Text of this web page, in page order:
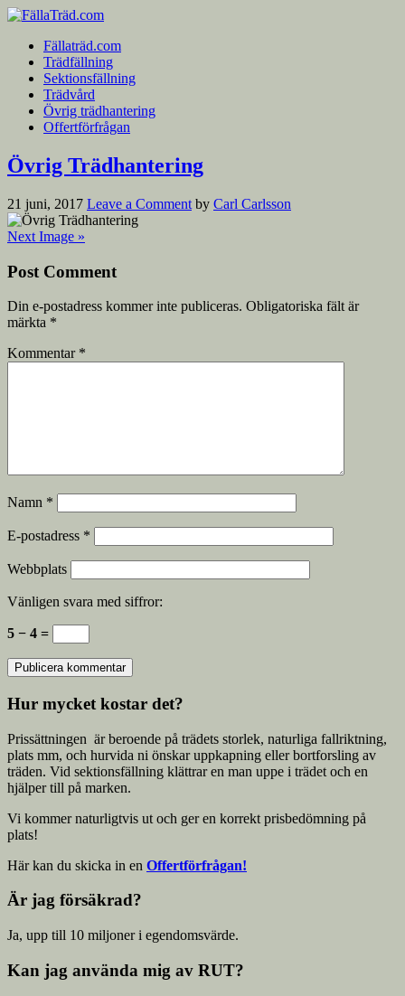
Fällaträd.com
Trädfällning
Sektionsfällning
Trädvård
Övrig trädhantering
Offertförfrågan
Övrig Trädhantering
21 juni, 2017 Leave a Comment by Carl Carlsson
Next Image »
Post Comment
Din e-postadress kommer inte publiceras. Obligatoriska fält är
märkta *
Kommentar *
Namn *
E-postadress *
Webbplats
Vänligen svara med siffror:
5 − 4 =
Hur mycket kostar det?
Prissättningen är beroende på trädets storlek, naturliga fallriktning,
plats mm, och hurvida ni önskar uppkapning eller bortforsling av
träden. Vid sektionsfällning klättrar en man uppe i trädet och en
hjälper till på marken.
Vi kommer naturligtvis ut och ger en korrekt prisbedömning på
plats!
Här kan du skicka in en Offertförfrågan!
Är jag försäkrad?
Ja, upp till 10 miljoner i egendomsvärde.
Kan jag använda mig av RUT?